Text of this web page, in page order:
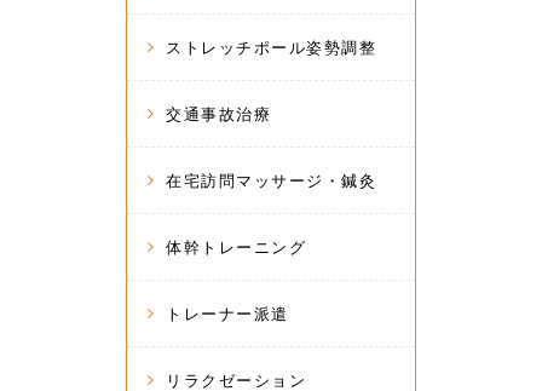
ストレッチポール姿勢調整
交通事故治療
在宅訪問マッサージ・鍼灸
体幹トレーニング
トレーナー派遣
リラクゼーション